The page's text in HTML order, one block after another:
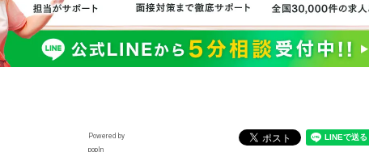
Powered by
popIn